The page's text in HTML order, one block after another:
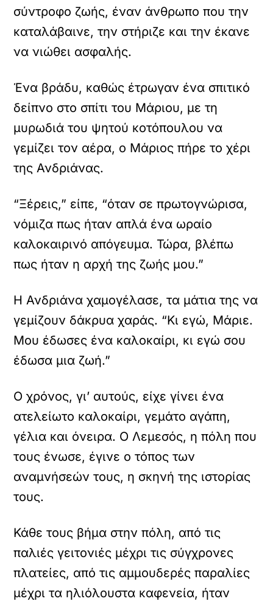
σύντροφο ζωής, έναν άνθρωπο που την
καταλάβαινε, την στήριζε και την έκανε
να νιώθει ασφαλής.
Ένα βράδυ, καθώς έτρωγαν ένα σπιτικό
δείπνο στο σπίτι του Μάριου, με τη
μυρωδιά του ψητού κοτόπουλου να
γεμίζει τον αέρα, ο Μάριος πήρε το χέρι
της Ανδριάνας.
“Ξέρεις,” είπε, “όταν σε πρωτογνώρισα,
νόμιζα πως ήταν απλά ένα ωραίο
καλοκαιρινό απόγευμα. Τώρα, βλέπω
πως ήταν η αρχή της ζωής μου.”
Η Ανδριάνα χαμογέλασε, τα μάτια της να
γεμίζουν δάκρυα χαράς. “Κι εγώ, Μάριε.
Μου έδωσες ένα καλοκαίρι, κι εγώ σου
έδωσα μια ζωή.”
Ο χρόνος, γι’ αυτούς, είχε γίνει ένα
ατελείωτο καλοκαίρι, γεμάτο αγάπη,
γέλια και όνειρα. Ο Λεμεσός, η πόλη που
τους ένωσε, έγινε ο τόπος των
αναμνήσεών τους, η σκηνή της ιστορίας
τους.
Κάθε τους βήμα στην πόλη, από τις
παλιές γειτονιές μέχρι τις σύγχρονες
πλατείες, από τις αμμουδερές παραλίες
μέχρι τα ηλιόλουστα καφενεία, ήταν